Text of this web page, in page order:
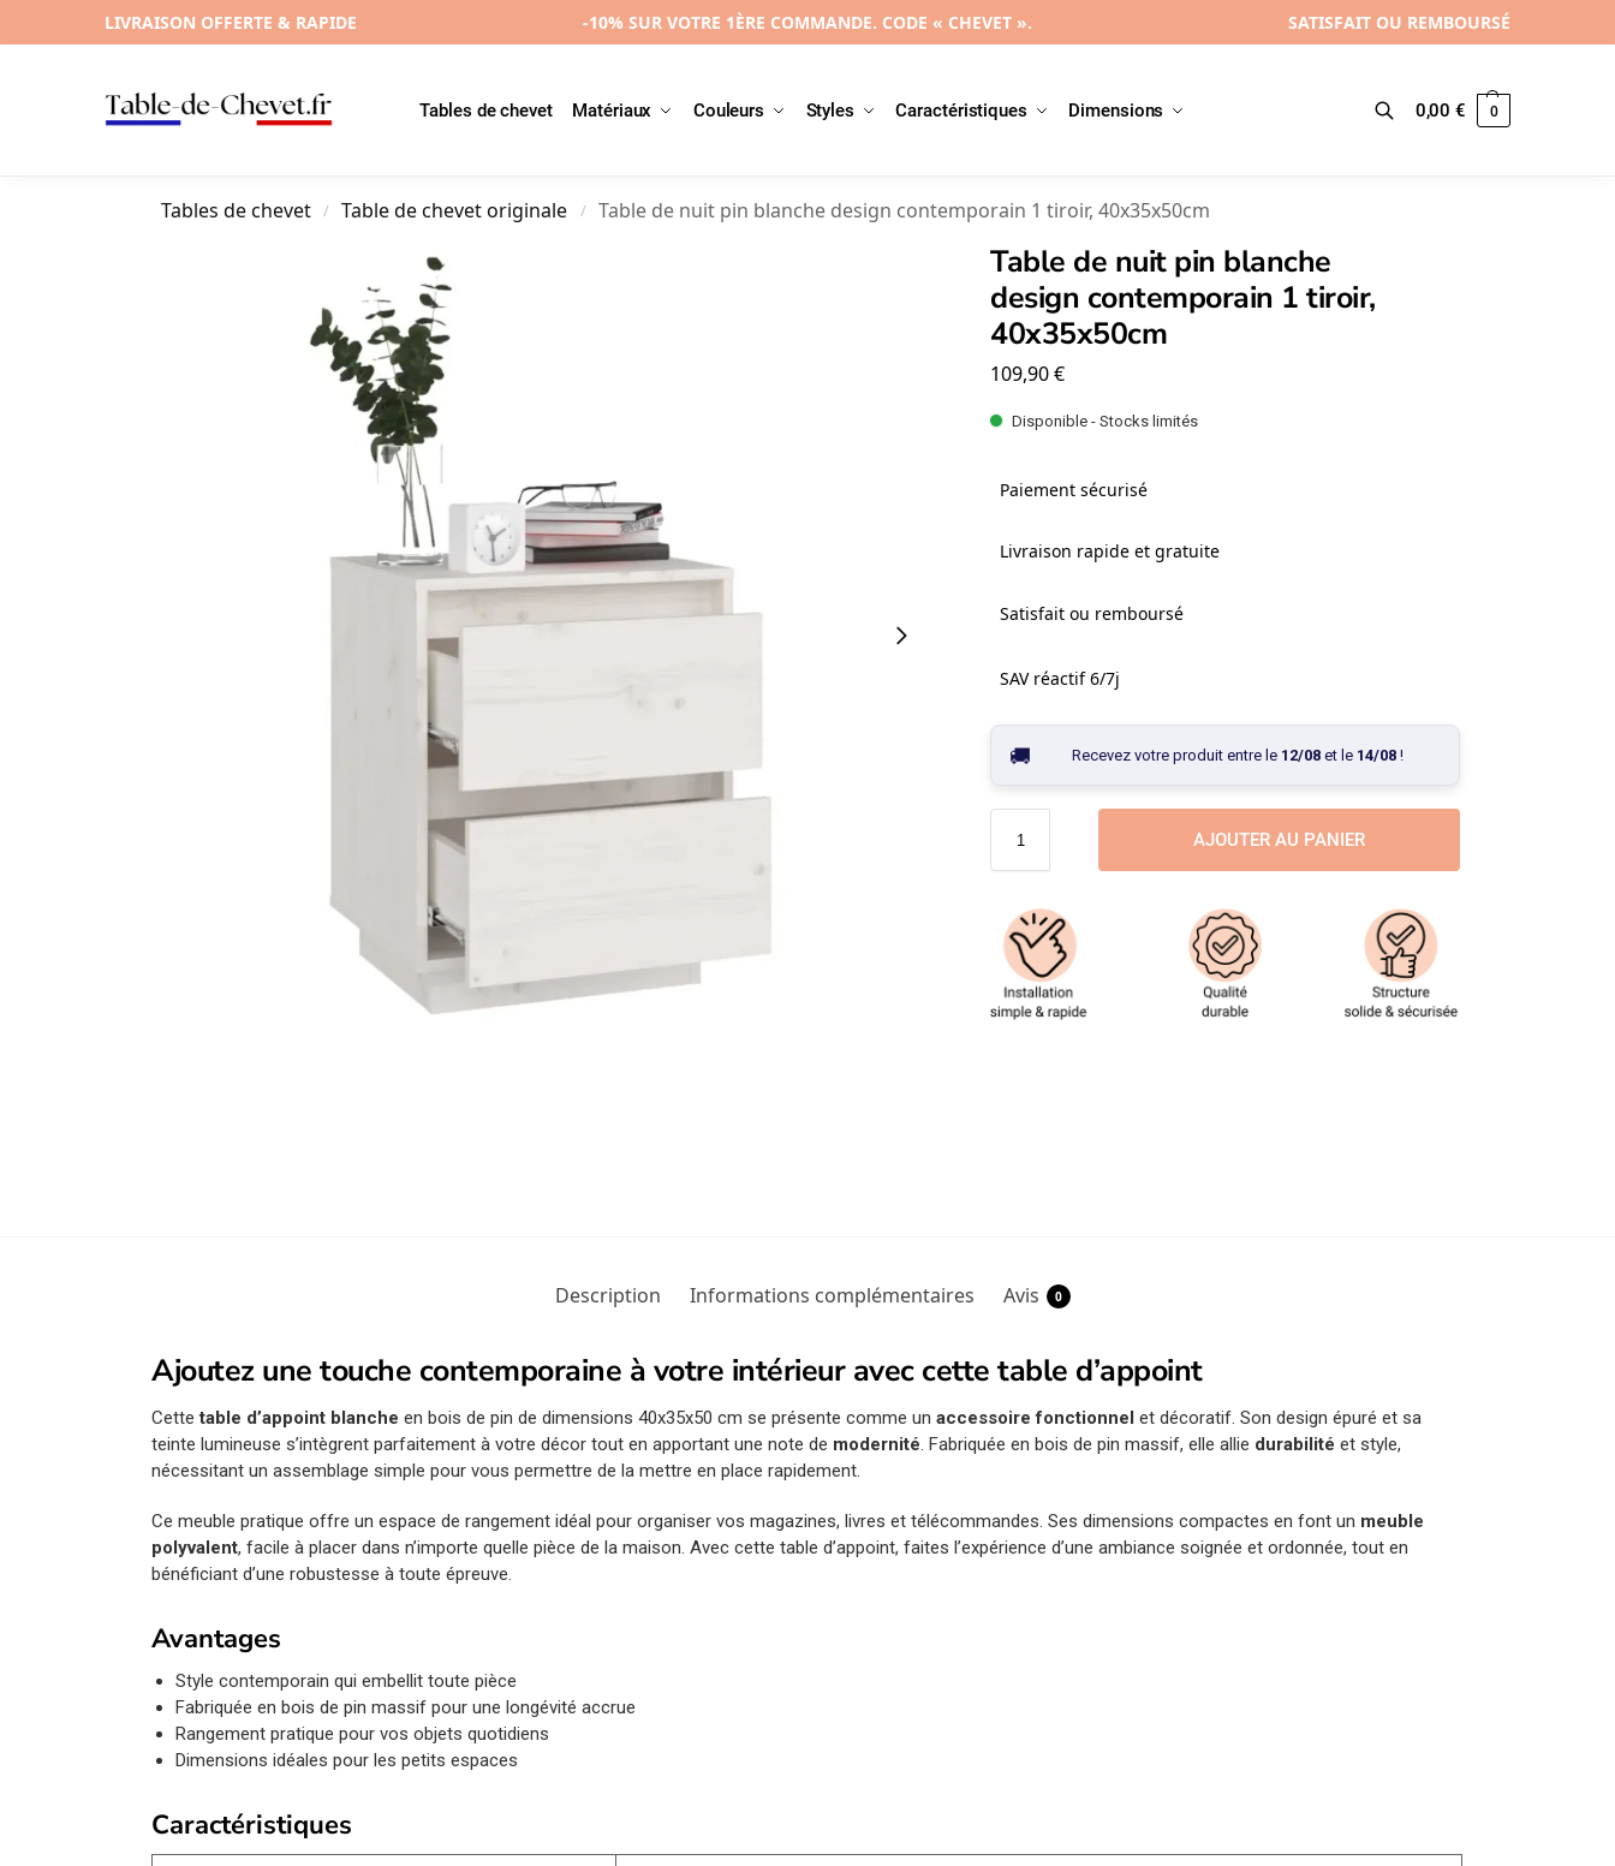
LIVRAISON OFFERTE & RAPIDE -10% SUR VOTRE 1ÈRE COMMANDE. CODE « CHEVET ». SATISFAIT OU REMBOURSÉ
Tables de chevet Matériaux Couleurs Styles Caractéristiques Dimensions
Recherche 0,00€ 0
Tables de chevet / Table de chevet originale / Table de nuit pin blanche design contemporain 1 tiroir, 40x35x50cm
Table de nuit pin blanche
design contemporain 1 tiroir,
40x35x50cm
109,90€
Disponible - Stocks limités
Paiement sécurisé
Livraison rapide et gratuite
Satisfait ou remboursé
SAV réactif 6/7j
Recevez votre produit entre le 12/08et le 14/08!
AJOUTER AU PANIER
Description Informations complémentaires Avis 0
Ajoutez une touche contemporaine à votre intérieur avec cette table d’appoint
Cettetable d’appoint blanche en bois de pin de dimensions 40x35x50 cm se présente comme unaccessoire fonctionnel et décoratif. Son design épuré et sa
teinte lumineuse s’intègrent parfaitement à votre décor tout en apportant une note de modernité. Fabriquée en bois de pin massif, elle allie durabilité et style,
nécessitant un assemblage simple pour vous permettre de la mettre en place rapidement.
Ce meuble pratique offre un espace de rangement idéal pour organiser vos magazines, livres et télécommandes. Ses dimensions compactes en font un meuble
polyvalent, facile à placer dans n’importe quelle pièce de la maison. Avec cette table d’appoint, faites l’expérience d’une ambiance soignée et ordonnée, tout en
bénéficiant d’une robustesse à toute épreuve.
Avantages
Style contemporain qui embellit toute pièce
Fabriquée en bois de pin massif pour une longévité accrue
Rangement pratique pour vos objets quotidiens
Dimensions idéales pour les petits espaces
Caractéristiques